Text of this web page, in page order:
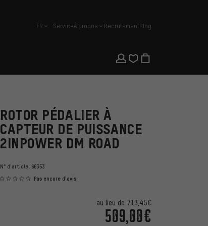
français
FR ServiceÀ propos RecrutementBlog
ROTOR PÉDALIER À
CAPTEUR DE PUISSANCE
2INPOWER DM ROAD
N° d'article: 66353
Pas encore d'avis
au lieu de 713,45€
509,00€